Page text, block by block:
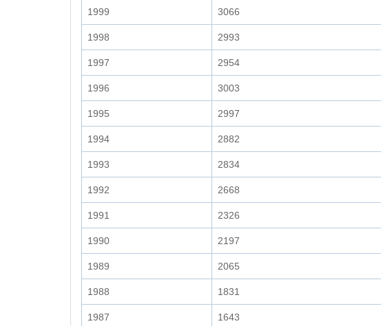
1999 3066
1998 2993
1997 2954
1996 3003
1995 2997
1994 2882
1993 2834
1992 2668
1991 2326
1990 2197
1989 2065
1988 1831
1987 1643